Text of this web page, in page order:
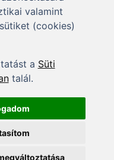
valamint
(cookies)
a Süti
talál.
fenntartva